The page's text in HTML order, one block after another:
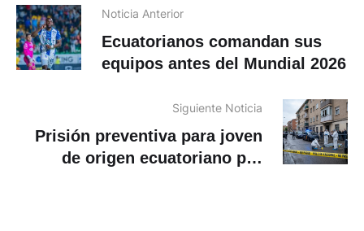
Noticia Anterior
Ecuatorianos comandan sus
equipos antes del Mundial 2026
Siguiente Noticia
Prisión preventiva para joven
de origen ecuatoriano por